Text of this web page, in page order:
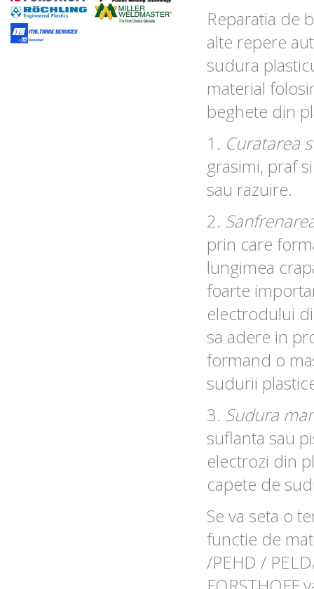
Reparatia de
alte repere
sudura
material
beghete din
1. Curatarea
grasimi, praf
sau razuire.
2.
prin care
lungimea
foarte
electrodului
sa adere in
formand o
sudurii
3. Sudura
suflanta sau
electrozi din
capete de
Se va seta o
functie de
/PEHD /